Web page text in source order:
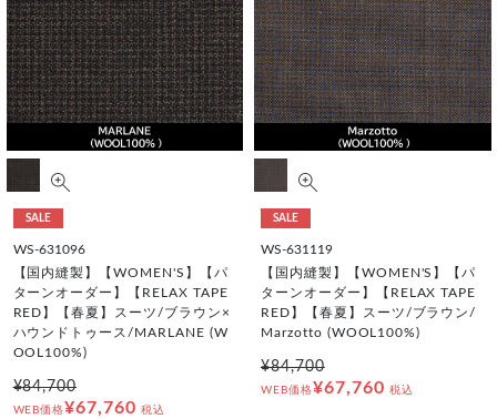
SALE
WS-631096
【国内縫製】【WOMEN'S】【パ
ターンオーダー】【RELAX TAPE
RED】【春夏】スーツ/ブラウン×
ハウンドトゥース/MARLANE (W
OOL100%)
¥84,700
WEB価格¥67,760 税込
SALE
WS-631119
【国内縫製】【WOMEN'S】【パ
ターンオーダー】【RELAX TAPE
RED】【春夏】スーツ/ブラウン/
Marzotto (WOOL100%)
¥84,700
WEB価格¥67,760 税込